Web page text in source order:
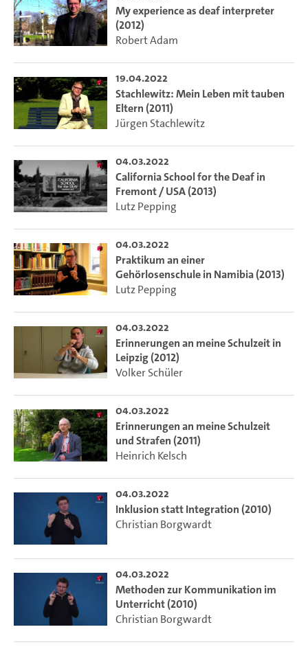
My experience as deaf interpreter
(2012)
Robert Adam
19.04.2022
Stachlewitz: Mein Leben mit tauben
Eltern (2011)
Jürgen Stachlewitz
04.03.2022
California School for the Deaf in
Fremont / USA (2013)
Lutz Pepping
04.03.2022
Praktikum an einer
Gehörlosenschule in Namibia (2013)
Lutz Pepping
04.03.2022
Erinnerungen an meine Schulzeit in
Leipzig (2012)
Volker Schüler
04.03.2022
Erinnerungen an meine Schulzeit
und Strafen (2011)
Heinrich Kelsch
04.03.2022
Inklusion statt Integration (2010)
Christian Borgwardt
04.03.2022
Methoden zur Kommunikation im
Unterricht (2010)
Christian Borgwardt